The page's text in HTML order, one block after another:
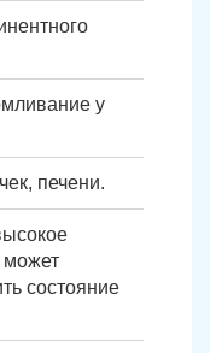
у
печени.
может
состояние